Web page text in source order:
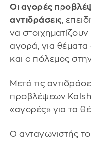
Οι αγορές
αντιδράσεις,
να
αγορά, για
και ο πόλεμος
Μετά τις
προβλέψεων Kalshi
«αγορές» για τα
Ο ανταγωνιστής